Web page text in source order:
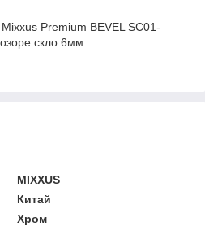
Premium BEVEL SC01-
скло 6мм
MIXXUS
Китай
Хром